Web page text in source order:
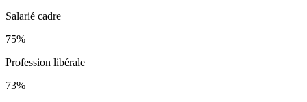
Salarié cadre
75%
Profession libérale
73%